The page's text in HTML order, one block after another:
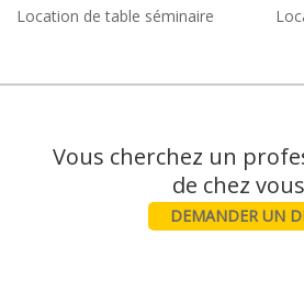
Location de table séminaire
Vous cherchez un
DEMANDER UN